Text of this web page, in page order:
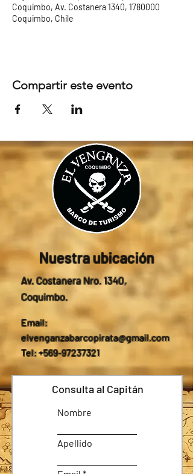
Coquimbo, Av. Costanera 1340, 1780000
Coquimbo, Chile
Compartir este evento
Nuestra ubicación
Av. Costanera Nro. 1340,
Coquimbo.
Email:
elvenganzabarcopirata@gmail.com
Tel: +569-97237321
Consulta al Capitán
Nombre
Apellido